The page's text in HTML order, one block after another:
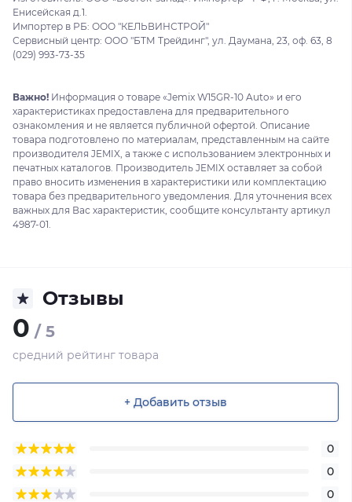
Енисейская д.1.
Импортер в РБ: ООО "КЕЛЬВИНСТРОЙ"
Сервисный центр: ООО "БТМ Трейдинг", ул. Даумана, 23, оф. 63, 8
(029) 993-73-35
Важно! Информация о товаре «Jemix W15GR-10 Auto» и его
характеристиках предоставлена для предварительного
ознакомления и не является публичной офертой. Описание
товара подготовлено по материалам, представленным на сайте
производителя JEMIX, а также с использованием электронных и
печатных каталогов. Производитель JEMIX оставляет за собой
право вносить изменения в характеристики или комплектацию
товара без предварительного уведомления. Для уточнения всех
важных для Вас характеристик, сообщите консультанту артикул
4987-01.
Отзывы
0 / 5
средний рейтинг товара
+ Добавить отзыв
0
0
0